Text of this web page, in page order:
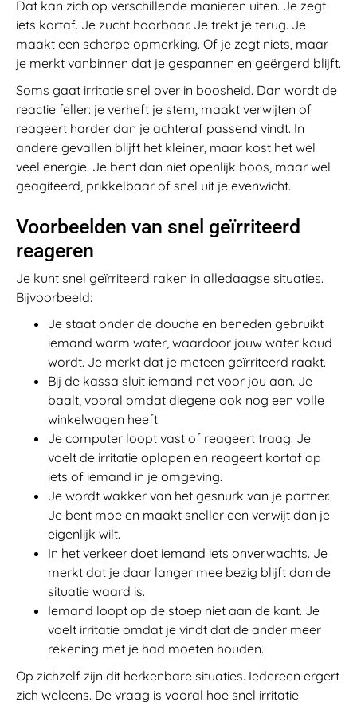
Dat kan zich op verschillende manieren uiten. Je zegt
iets kortaf. Je zucht hoorbaar. Je trekt je terug. Je
maakt een scherpe opmerking. Of je zegt niets, maar
je merkt vanbinnen dat je gespannen en geërgerd blijft.
Soms gaat irritatie snel over in boosheid. Dan wordt de
reactie feller: je verheft je stem, maakt verwijten of
reageert harder dan je achteraf passend vindt. In
andere gevallen blijft het kleiner, maar kost het wel
veel energie. Je bent dan niet openlijk boos, maar wel
geagiteerd, prikkelbaar of snel uit je evenwicht.
Voorbeelden van snel geïrriteerd
reageren
Je kunt snel geïrriteerd raken in alledaagse situaties.
Bijvoorbeeld:
Je staat onder de douche en beneden gebruikt
iemand warm water, waardoor jouw water koud
wordt. Je merkt dat je meteen geïrriteerd raakt.
Bij de kassa sluit iemand net voor jou aan. Je
baalt, vooral omdat diegene ook nog een volle
winkelwagen heeft.
Je computer loopt vast of reageert traag. Je
voelt de irritatie oplopen en reageert kortaf op
iets of iemand in je omgeving.
Je wordt wakker van het gesnurk van je partner.
Je bent moe en maakt sneller een verwijt dan je
eigenlijk wilt.
In het verkeer doet iemand iets onverwachts. Je
merkt dat je daar langer mee bezig blijft dan de
situatie waard is.
Iemand loopt op de stoep niet aan de kant. Je
voelt irritatie omdat je vindt dat de ander meer
rekening met je had moeten houden.
Op zichzelf zijn dit herkenbare situaties. Iedereen ergert
zich weleens. De vraag is vooral hoe snel irritatie